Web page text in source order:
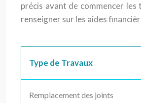
précis avant de commencer les
renseigner sur les aides
Type de Travaux
Remplacement des joints